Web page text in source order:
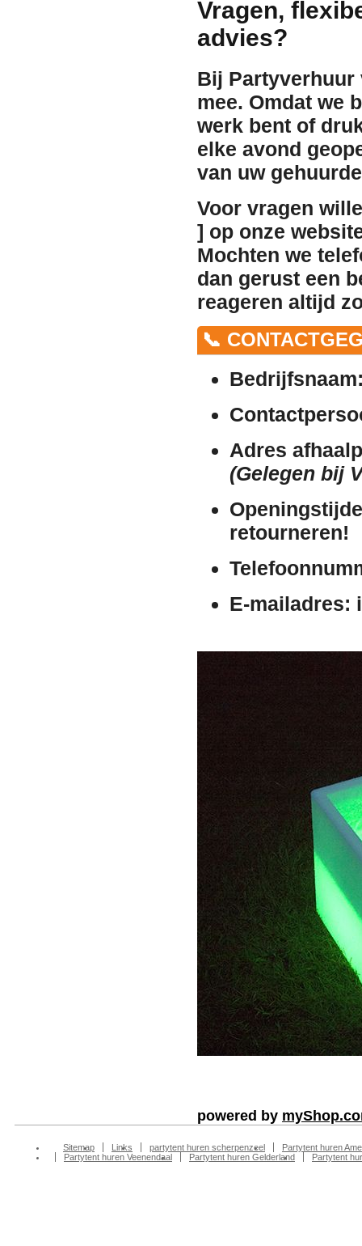
Vragen,
advies?
Bij Partyverhuur
mee. Omdat we
werk bent of
elke avond
van uw
Voor vragen
] op onze
Mochten we
dan gerust een
reageren altijd
📞
Adres
(Gelegen bij
retourneren!
E-mailadres:
powered by
Sitemap Links partytent huren scherpenzeel
Partytent huren
Partytent huren Veenendaal
Partytent huren Gelderland Partytent